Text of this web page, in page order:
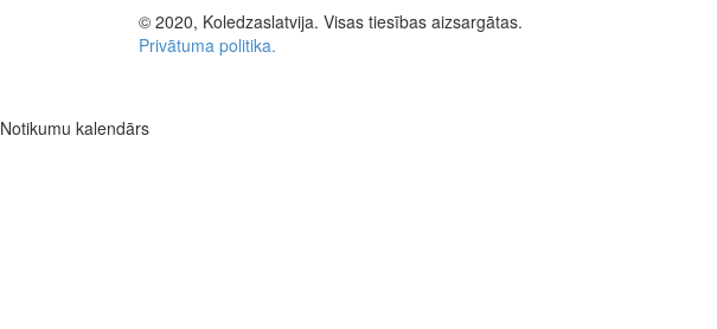
© 2020, Koledzaslatvija. Visas tiesības aizsargātas.
Privātuma politika.
Notikumu kalendārs